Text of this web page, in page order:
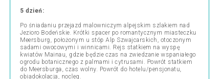
5 dzień:
Po śniadaniu przejazd malowniczym alpejskim szlakiem nad
Jezioro Bodeńskie. Krótki spacer po romantycznym miasteczku
Meersburg, położonym u stóp Alp Szwajcarskich, otoczonym
sadami owocowymi i winnicami. Rejs statkiem na wyspę
kwiatów Mainau, gdzie będzie czas na zwiedzanie wspaniałego
ogrodu botanicznego z palmami i cytrusami. Powrót statkiem
do Meersburga, czas wolny. Powrót do hotelu/pensjonatu,
obiadokolacja, nocleg.